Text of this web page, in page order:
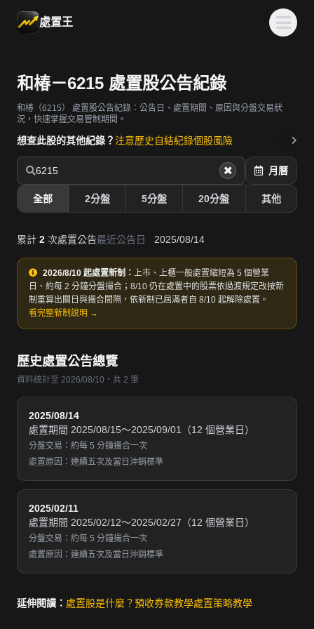
處置王
和椿－6215 處置股公告紀錄
和椿（6215）
處置股公告紀錄：公告日、處置期間、原因與分盤交易狀
況，快速掌握交易管制期間。
想查此股的其他紀錄？ 注意歷史自結紀錄個股風險
6215 月曆
全部 2分盤 5分盤 20分盤 其他
累計 2 次處置公告最近公告日 2025/08/14
2026/8/10 起處置新制： 上市、上櫃一般處置縮短為 5 個營業
日、約每 2 分鐘分盤撮合；8/10 仍在處置中的股票依過渡規定改按新
制重算出關日與撮合間隔，依新制已屆滿者自 8/10 起解除處置。
看完整新制說明 →
歷史處置公告總覽
資料統計至 2026/08/10・共 2 筆
2025/08/14
處置期間 2025/08/15～2025/09/01（12 個營業日）
分盤交易：約每 5 分鐘撮合一次
處置原因：連續五次及當日沖銷標準
2025/02/11
處置期間 2025/02/12～2025/02/27（12 個營業日）
分盤交易：約每 5 分鐘撮合一次
處置原因：連續五次及當日沖銷標準
延伸閱讀： 處置股是什麼？預收券款教學處置策略教學